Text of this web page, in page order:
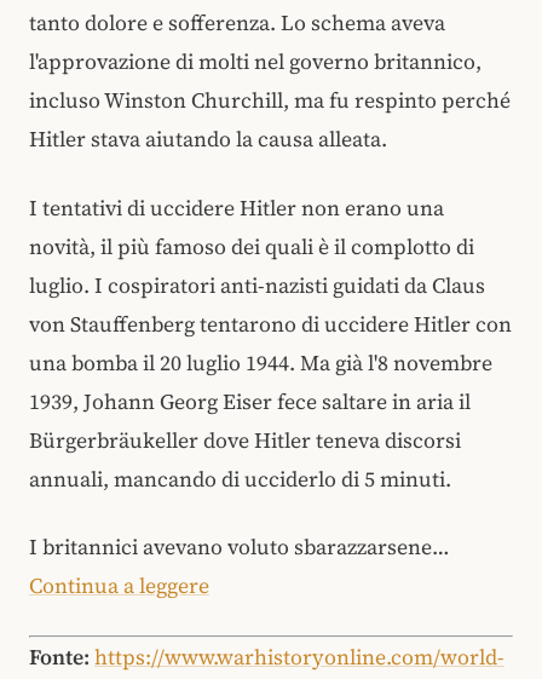
tanto dolore e sofferenza. Lo schema aveva
l'approvazione di molti nel governo britannico,
incluso Winston Churchill, ma fu respinto perché
Hitler stava aiutando la causa alleata.
I tentativi di uccidere Hitler non erano una
novità, il più famoso dei quali è il complotto di
luglio. I cospiratori anti-nazisti guidati da Claus
von Stauffenberg tentarono di uccidere Hitler con
una bomba il 20 luglio 1944. Ma già l'8 novembre
1939, Johann Georg Eiser fece saltare in aria il
Bürgerbräukeller dove Hitler teneva discorsi
annuali, mancando di ucciderlo di 5 minuti.
I britannici avevano voluto sbarazzarsene…
Continua a leggere
Fonte: https://www.warhistoryonline.com/world-